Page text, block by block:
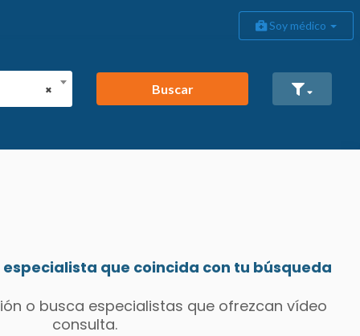
Soy médico
× Buscar
que coincida con tu búsqueda
o busca especialistas que ofrezcan vídeo
consulta.